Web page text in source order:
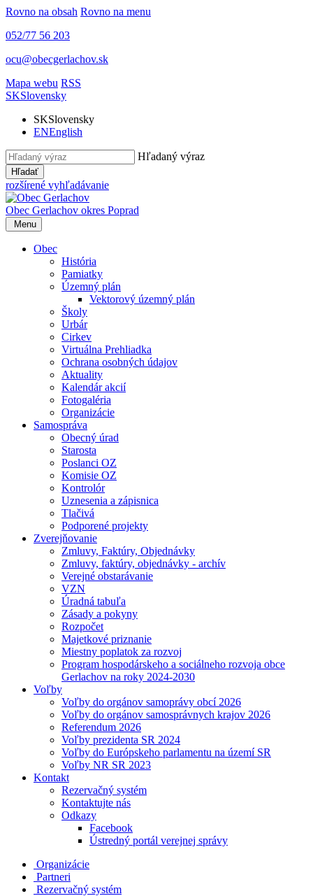
Rovno na obsah Rovno na menu
052/77 56 203
ocu@obecgerlachov.sk
Mapa webu RSS
SKSlovensky
SKSlovensky
ENEnglish
Hľadaný výraz
Hľadať
rozšírené vyhľadávanie
Obec Gerlachov okres Poprad
Menu
Obec
História
Pamiatky
Územný plán
Vektorový územný plán
Školy
Urbár
Cirkev
Virtuálna Prehliadka
Ochrana osobných údajov
Aktuality
Kalendár akcií
Fotogaléria
Organizácie
Samospráva
Obecný úrad
Starosta
Poslanci OZ
Komisie OZ
Kontrolór
Uznesenia a zápisnica
Tlačivá
Podporené projekty
Zverejňovanie
Zmluvy, Faktúry, Objednávky
Zmluvy, faktúry, objednávky - archív
Verejné obstarávanie
VZN
Úradná tabuľa
Zásady a pokyny
Rozpočet
Majetkové priznanie
Miestny poplatok za rozvoj
Program hospodárskeho a sociálneho rozvoja obce
Gerlachov na roky 2024-2030
Voľby
Voľby do orgánov samoprávy obcí 2026
Voľby do orgánov samosprávnych krajov 2026
Referendum 2026
Voľby prezidenta SR 2024
Voľby do Európskeho parlamentu na území SR
Voľby NR SR 2023
Kontakt
Rezervačný systém
Kontaktujte nás
Odkazy
Facebook
Ústredný portál verejnej správy
Organizácie
Partneri
Rezervačný systém